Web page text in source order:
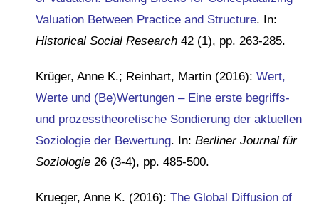
Valuation Between Practice and Structure. In:
Historical Social Research 42 (1), pp. 263-285.
Krüger, Anne K.; Reinhart, Martin (2016): Wert,
Werte und (Be)Wertungen – Eine erste begriffs-
und prozesstheoretische Sondierung der aktuellen
Soziologie der Bewertung. In: Berliner Journal für
Soziologie 26 (3-4), pp. 485-500.
Krueger, Anne K. (2016): The Global Diffusion of